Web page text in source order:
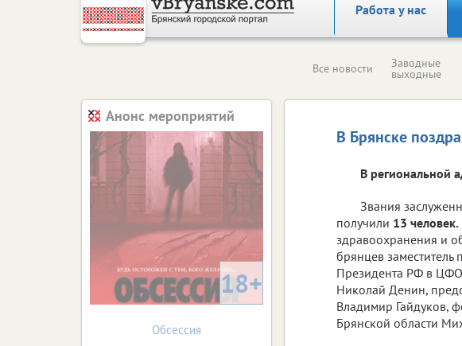
Работа у нас
Все новости Заводные
выходные
В Брянске
В региональной
Звания
получили 13 человек.
здравоохранения и
брянцев заместитель
Президента РФ в ЦФО
Николай Денин,
Владимир Гайдуков,
Брянской области
Анонс мероприятий
18+
Обсессия